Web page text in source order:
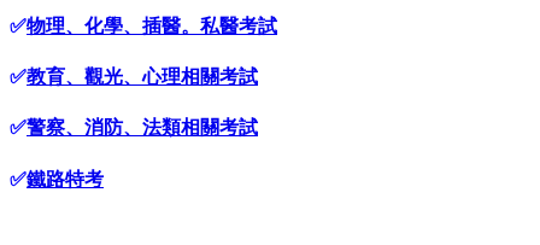
✅物理、化學、插醫。私醫考試
✅教育、觀光、心理相關考試
✅警察、消防、法類相關考試
✅鐵路特考